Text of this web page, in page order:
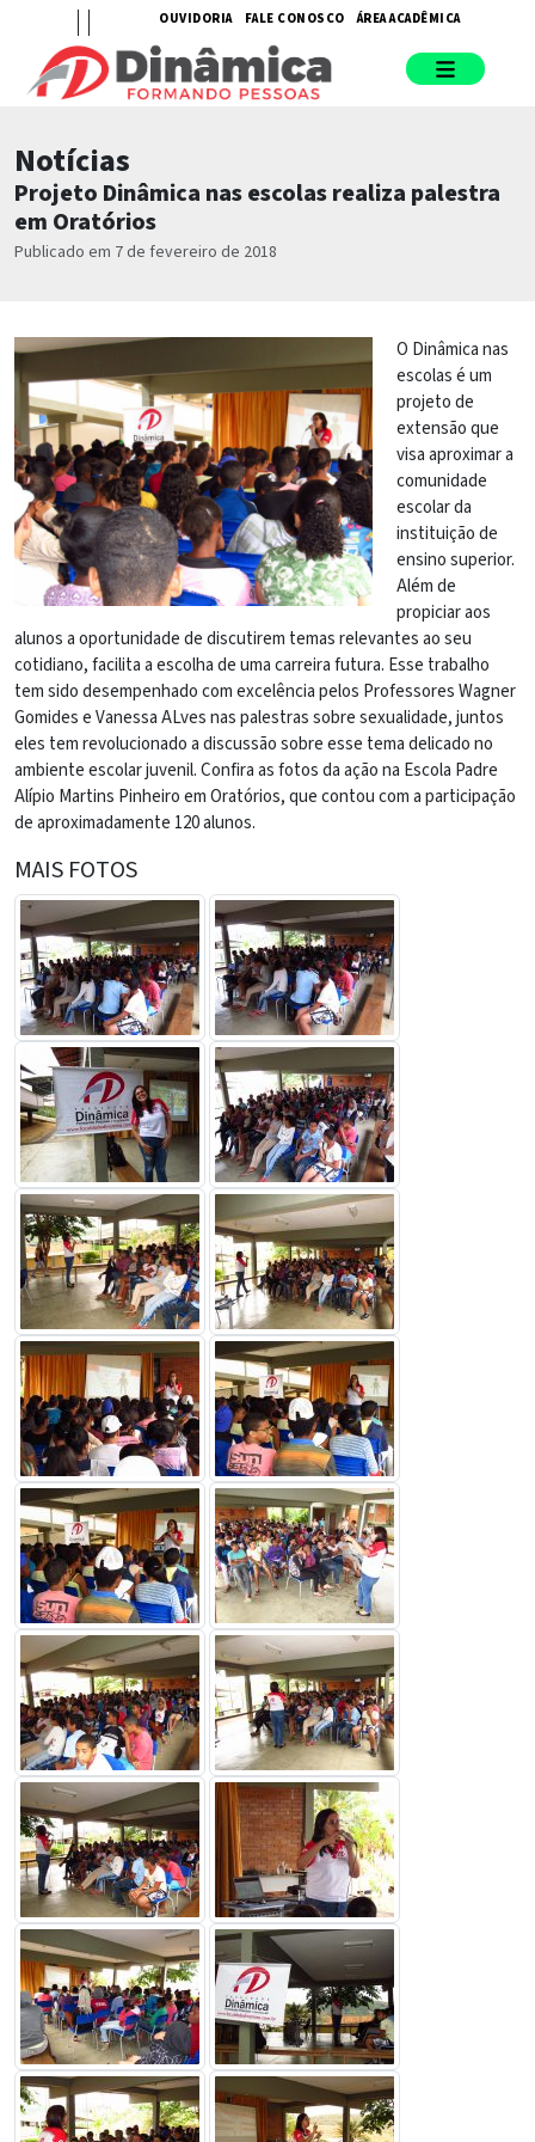
OUVIDORIA FALE CONOSCO ÁREA ACADÊMICA
Notícias
Projeto Dinâmica nas escolas realiza palestra
em Oratórios
Publicado em 7 de fevereiro de 2018
O Dinâmica nas
escolas é um
projeto de
extensão que
visa aproximar a
comunidade
escolar da
instituição de
ensino superior.
Além de
propiciar aos
alunos a oportunidade de discutirem temas relevantes ao seu
cotidiano, facilita a escolha de uma carreira futura. Esse trabalho
tem sido desempenhado com excelência pelos Professores Wagner
Gomides e Vanessa ALves nas palestras sobre sexualidade, juntos
eles tem revolucionado a discussão sobre esse tema delicado no
ambiente escolar juvenil. Confira as fotos da ação na Escola Padre
Alípio Martins Pinheiro em Oratórios, que contou com a participação
de aproximadamente 120 alunos.
MAIS FOTOS